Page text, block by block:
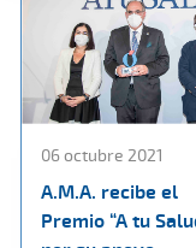
06 octubre 2021
A.M.A. recibe el
Premio “A tu